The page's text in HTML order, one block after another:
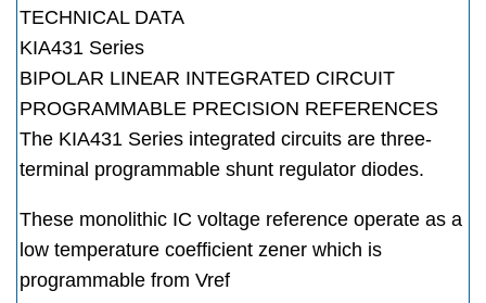
TECHNICAL DATA
KIA431 Series
BIPOLAR LINEAR INTEGRATED CIRCUIT
PROGRAMMABLE PRECISION REFERENCES
The KIA431 Series integrated circuits are three-
terminal programmable shunt regulator diodes.
These monolithic IC voltage reference operate as a
low temperature coefficient zener which is
programmable from Vref